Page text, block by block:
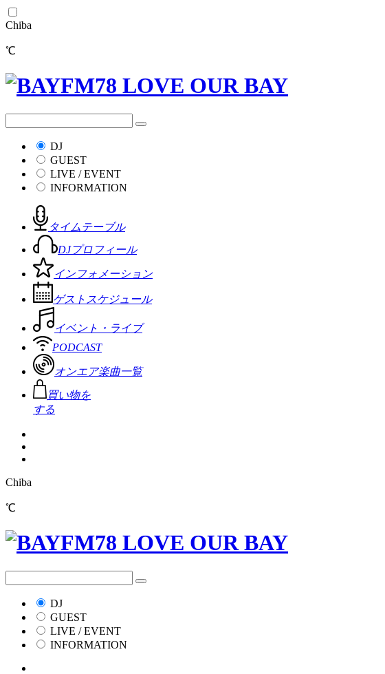
Chiba
℃
DJ
GUEST
LIVE / EVENT
INFORMATION
タイムテーブル
DJプロフィール
インフォメーション
ゲストスケジュール
イベント・ライブ
PODCAST
オンエア楽曲一覧
買い物を
する
Chiba
℃
DJ
GUEST
LIVE / EVENT
INFORMATION